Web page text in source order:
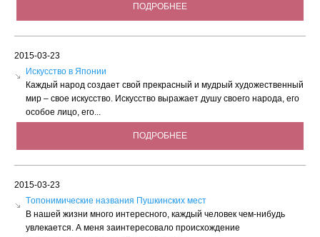
ПОДРОБНЕЕ
2015-03-23
Искусство в Японии
Каждый народ создает свой прекрасный и мудрый художественный
мир – свое искусство. Искусство выражает душу своего народа, его
особое лицо, его...
ПОДРОБНЕЕ
2015-03-23
Tопонимические названия Пушкинских мест
В нашей жизни много интересного, каждый человек чем-нибудь
увлекается. А меня заинтересовало происхождение